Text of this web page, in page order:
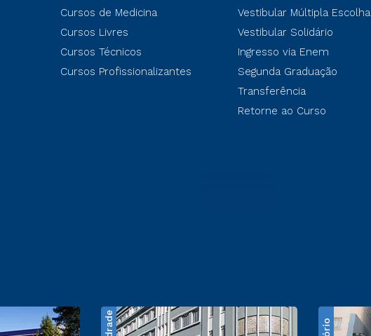
Cursos de Medicina
Cursos Livres
Cursos Técnicos
Cursos Profissionalizantes
Vestibular Múltipla Escolha
Vestibular Solidário
Ingresso via Enem
Segunda Graduação
Transferência
Retorne ao Curso